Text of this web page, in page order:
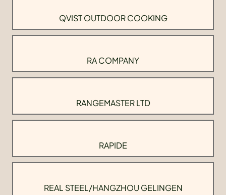
QVIST OUTDOOR COOKING
RA COMPANY
RANGEMASTER LTD
RAPIDE
REAL STEEL/HANGZHOU GELINGEN